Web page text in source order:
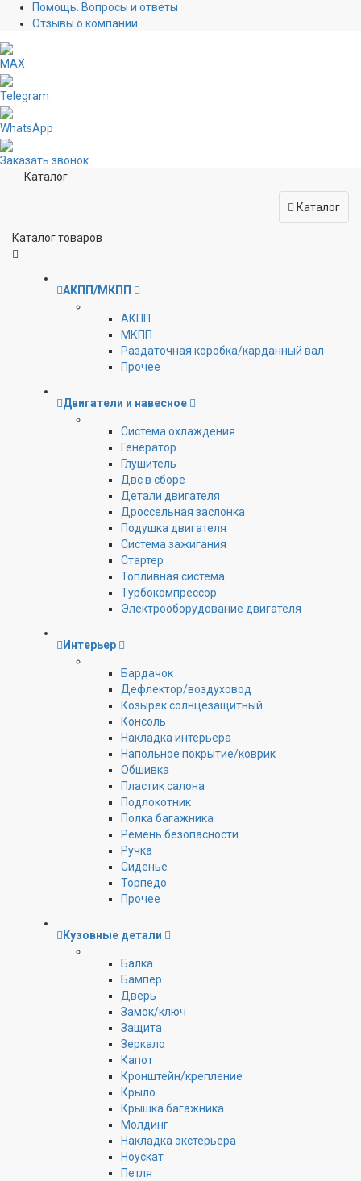
Помощь. Вопросы и ответы
Отзывы о компании
MAX
Telegram
WhatsApp
Заказать звонок
Каталог
Каталог
Каталог товаров
АКПП/МКПП
АКПП
МКПП
Раздаточная коробка/карданный вал
Прочее
Двигатели и навесное
Cистема охлаждения
Генератор
Глушитель
Двс в сборе
Детали двигателя
Дроссельная заслонка
Подушка двигателя
Система зажигания
Стартер
Топливная система
Турбокомпрессор
Электрооборудование двигателя
Интерьер
Бардачок
Дефлектор/воздуховод
Козырек солнцезащитный
Консоль
Накладка интерьера
Напольное покрытие/коврик
Обшивка
Пластик салона
Подлокотник
Полка багажника
Ремень безопасности
Ручка
Сиденье
Торпедо
Прочее
Кузовные детали
Балка
Бампер
Дверь
Замок/ключ
Защита
Зеркало
Капот
Кронштейн/крепление
Крыло
Крышка багажника
Молдинг
Накладка экстерьера
Ноускат
Петля